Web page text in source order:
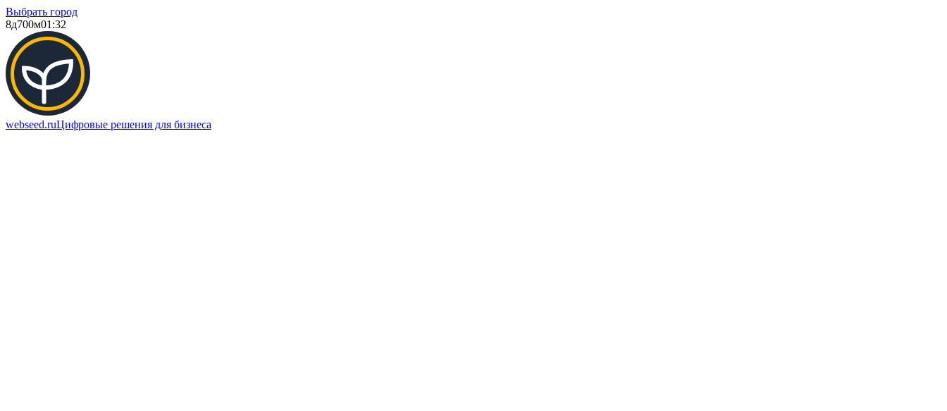
Выбрать город
8д700м01:32
webseed.ruЦифровые решения для бизнеса